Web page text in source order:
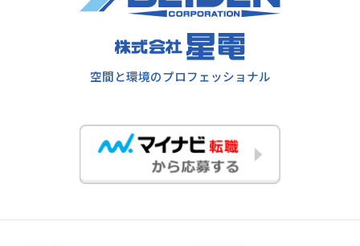
空間と環境のプロフェッショナル